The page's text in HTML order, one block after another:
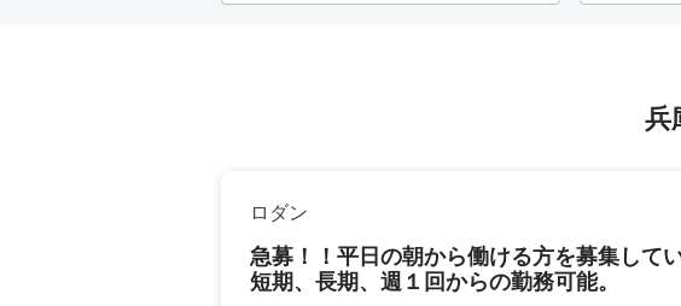
兵
ロダン
急募！！平日の朝から働ける方を募集してい
短期、長期、週１回からの勤務可能。